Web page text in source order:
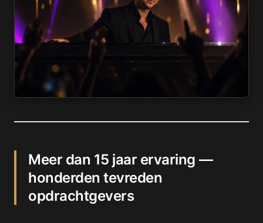
Meer dan 15 jaar ervaring —
honderden tevreden
opdrachtgevers